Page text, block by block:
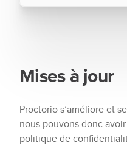
Mises à jour
Proctorio s’améliore et
nous pouvons donc
politique de